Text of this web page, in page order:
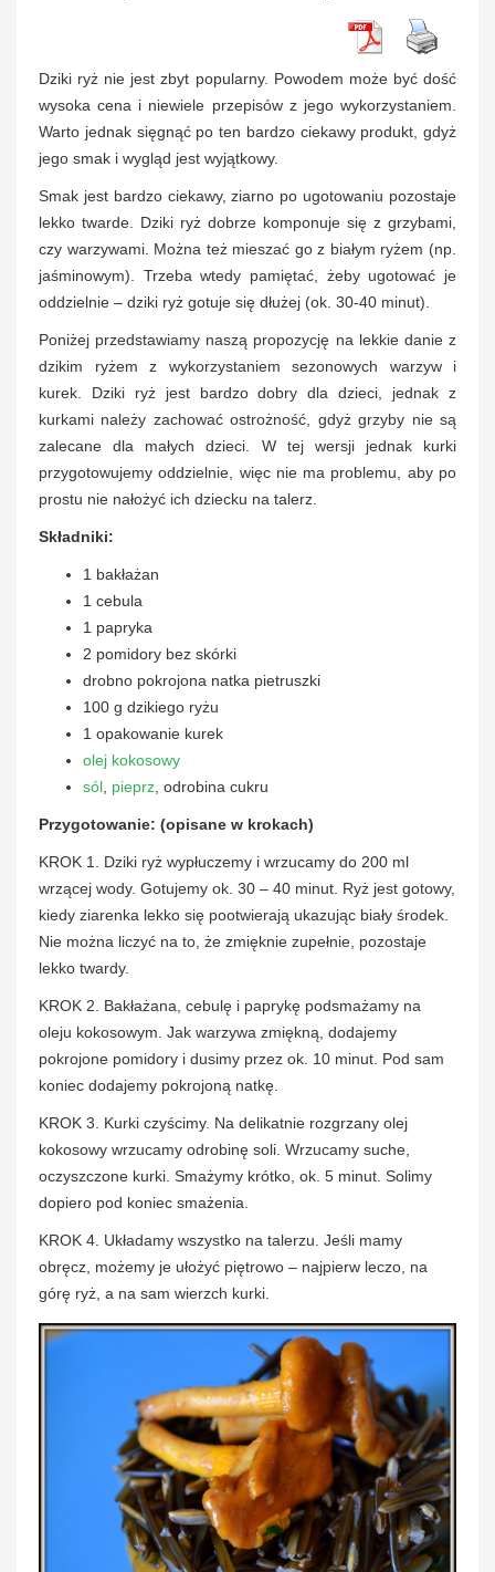
Dziki ryż nie jest zbyt popularny. Powodem może być dość
wysoka cena i niewiele przepisów z jego wykorzystaniem.
Warto jednak sięgnąć po ten bardzo ciekawy produkt, gdyż
jego smak i wygląd jest wyjątkowy.
Smak jest bardzo ciekawy, ziarno po ugotowaniu pozostaje
lekko twarde. Dziki ryż dobrze komponuje się z grzybami,
czy warzywami. Można też mieszać go z białym ryżem (np.
jaśminowym). Trzeba wtedy pamiętać, żeby ugotować je
oddzielnie – dziki ryż gotuje się dłużej (ok. 30-40 minut).
Poniżej przedstawiamy naszą propozycję na lekkie danie z
dzikim ryżem z wykorzystaniem sezonowych warzyw i
kurek. Dziki ryż jest bardzo dobry dla dzieci, jednak z
kurkami należy zachować ostrożność, gdyż grzyby nie są
zalecane dla małych dzieci. W tej wersji jednak kurki
przygotowujemy oddzielnie, więc nie ma problemu, aby po
prostu nie nałożyć ich dziecku na talerz.
Składniki:
1 bakłażan
1 cebula
1 papryka
2 pomidory bez skórki
drobno pokrojona natka pietruszki
100 g dzikiego ryżu
1 opakowanie kurek
olej kokosowy
sól pieprz , odrobina cukru
Przygotowanie: (opisane w krokach)
KROK 1. Dziki ryż wypłuczemy i wrzucamy do 200 ml
wrzącej wody. Gotujemy ok. 30 – 40 minut. Ryż jest gotowy,
kiedy ziarenka lekko się pootwierają ukazując biały środek.
Nie można liczyć na to, że zmięknie zupełnie, pozostaje
lekko twardy.
KROK 2. Bakłażana, cebulę i paprykę podsmażamy na
oleju kokosowym. Jak warzywa zmiękną, dodajemy
pokrojone pomidory i dusimy przez ok. 10 minut. Pod sam
koniec dodajemy pokrojoną natkę.
KROK 3. Kurki czyścimy. Na delikatnie rozgrzany olej
kokosowy wrzucamy odrobinę soli. Wrzucamy suche,
oczyszczone kurki. Smażymy krótko, ok. 5 minut. Solimy
dopiero pod koniec smażenia.
KROK 4. Układamy wszystko na talerzu. Jeśli mamy
obręcz, możemy je ułożyć piętrowo – najpierw leczo, na
górę ryż, a na sam wierzch kurki.